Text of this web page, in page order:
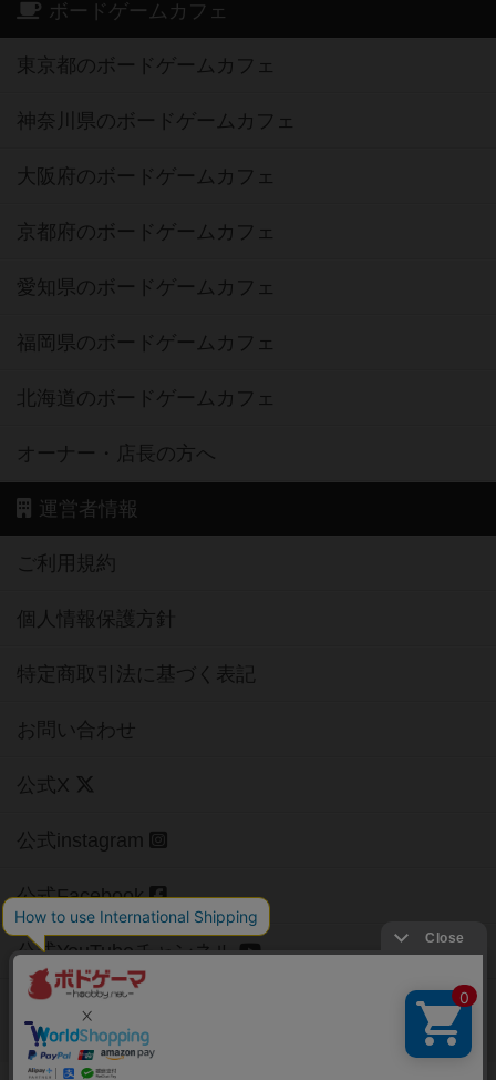
ボードゲームカフェ
東京都のボードゲームカフェ
神奈川県のボードゲームカフェ
大阪府のボードゲームカフェ
京都府のボードゲームカフェ
愛知県のボードゲームカフェ
福岡県のボードゲームカフェ
北海道のボードゲームカフェ
オーナー・店長の方へ
運営者情報
ご利用規約
個人情報保護方針
特定商取引法に基づく表記
お問い合わせ
公式X
公式instagram
公式Facebook
公式YouTubeチャンネル